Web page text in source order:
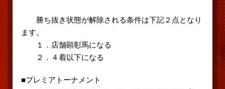
勝ち抜き状態が解除される条件は下記２点となり
ます。
１．店舗顕彰馬になる
２．４着以下になる
■プレミアトーナメント